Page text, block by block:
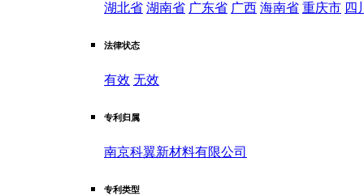
湖北省 湖南省 广东省 广西 海南省 重庆市 四
法律状态
有效 无效
专利归属
南京科翼新材料有限公司
专利类型